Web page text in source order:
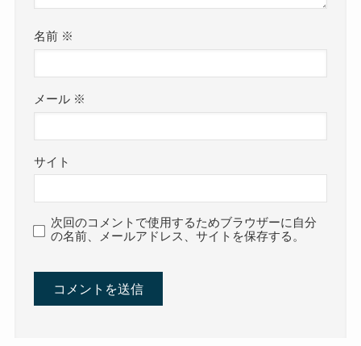
名前 ※
メール ※
サイト
次回のコメントで使用するためブラウザーに自分
の名前、メールアドレス、サイトを保存する。